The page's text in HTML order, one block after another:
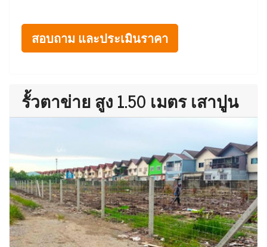
สอบถาม และประเมินราคา
รั้วตาข่าย สูง 1.50 เมตร เสาปูน